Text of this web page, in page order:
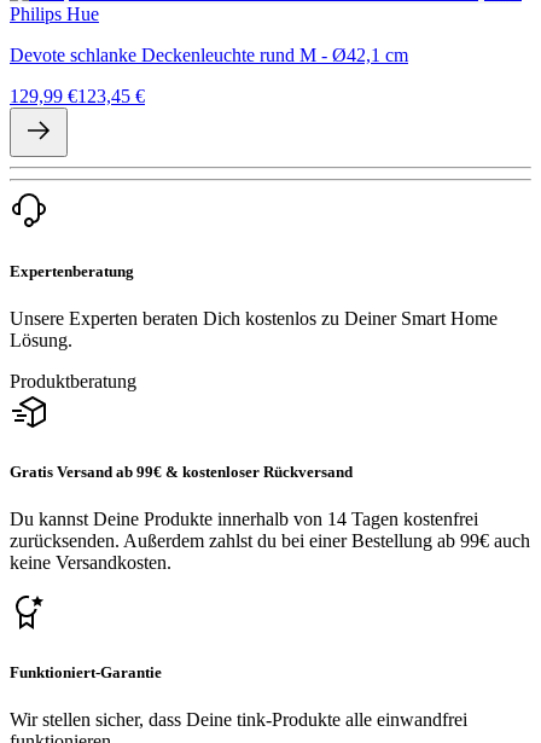
Philips Hue
Devote schlanke Deckenleuchte rund M - Ø42,1 cm
129,99 €123,45 €
Expertenberatung
Unsere Experten beraten Dich kostenlos zu Deiner Smart Home
Lösung.
Produktberatung
Gratis Versand ab 99€ & kostenloser Rückversand
Du kannst Deine Produkte innerhalb von 14 Tagen kostenfrei
zurücksenden. Außerdem zahlst du bei einer Bestellung ab 99€ auch
keine Versandkosten.
Funktioniert-Garantie
Wir stellen sicher, dass Deine tink-Produkte alle einwandfrei